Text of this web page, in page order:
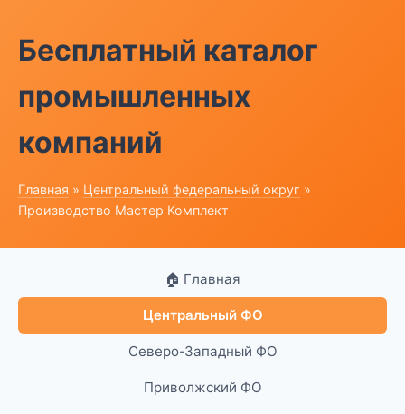
Бесплатный каталог
промышленных
компаний
Главная » Центральный федеральный округ »
Производство Мастер Комплект
🏠 Главная
Центральный ФО
Северо-Западный ФО
Приволжский ФО